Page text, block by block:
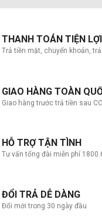
THANH TOÁN TIỆN LỢI
Trả tiền mặt, chuyển khoản, trả
GIAO HÀNG TOÀN
Giao hàng trước trả tiền sau
HỖ TRỢ TẬN TÌNH
Tư vấn tổng đài miễn phí
ĐỔI TRẢ DỄ DÀNG
Đổi mới trong 30 ngày đầu